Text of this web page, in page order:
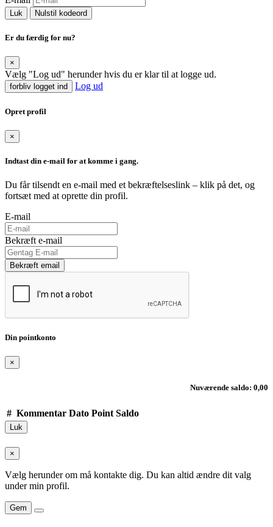
Luk Nulstil kodeord
Er du færdig for nu?
×
Vælg "Log ud" herunder hvis du er klar til at logge ud.
forbliv logget ind Log ud
Opret profil
×
Indtast din e-mail for at komme i gang.
Du får tilsendt en e-mail med et bekræftelseslink – klik på det, og
fortsæt med at oprette din profil.
E-mail
Bekræft e-mail
Bekræft email
Din pointkonto
×
Nuværende saldo: 0,00
# Kommentar Dato Point Saldo
Luk
×
Vælg herunder om må kontakte dig. Du kan altid ændre dit valg
under min profil.
Gem